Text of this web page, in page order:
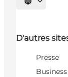
Choisissez la
D'autres
Presse